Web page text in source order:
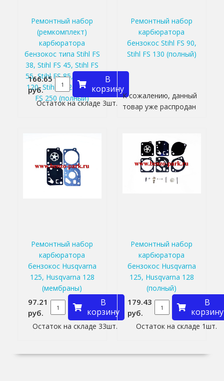
Ремонтный набор
(ремкомплект)
карбюратора
бензокос типа Stihl FS
38, Stihl FS 45, Stihl FS
55, Stihl FS 85, Stihl FS
120, Stihl FS 200, Stihl
FS 250 (полный)
166.65
руб.
В
корзину
Остаток на складе 3шт.
Ремонтный набор
карбюратора
бензокос Stihl FS 90,
Stihl FS 130 (полный)
К сожалению, данный
товар уже распродан
Ремонтный набор
карбюратора
бензокос Husqvarna
125, Husqvarna 128
(мембраны)
97.21
руб.
В
корзину
Остаток на складе 33шт.
Ремонтный набор
карбюратора
бензокос Husqvarna
125, Husqvarna 128
(полный)
179.43
руб.
В
корзину
Остаток на складе 1шт.